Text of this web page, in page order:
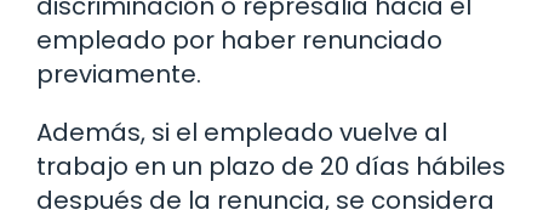
empleado por haber renunciado
previamente.
Además, si el empleado vuelve al
trabajo en un plazo de 20 días hábiles
después de la renuncia, se considera